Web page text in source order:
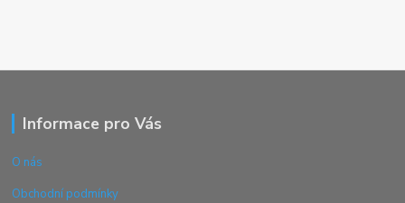
Informace pro Vás
O nás
Obchodní podmínky